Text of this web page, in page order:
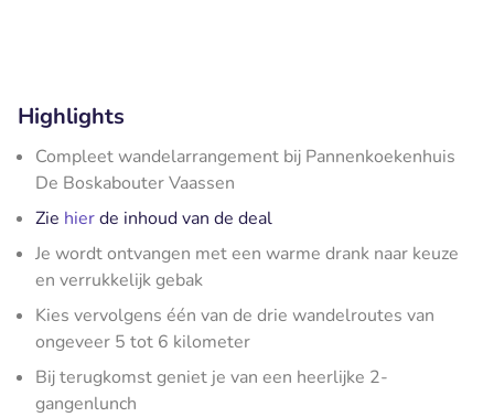
Highlights
Compleet wandelarrangement bij Pannenkoekenhuis
De Boskabouter Vaassen
Zie hierde inhoud van de deal
Je wordt ontvangen met een warme drank naar keuze
en verrukkelijk gebak
Kies vervolgens één van de drie wandelroutes van
ongeveer 5 tot 6 kilometer
Bij terugkomst geniet je van een heerlijke 2-
gangenlunch